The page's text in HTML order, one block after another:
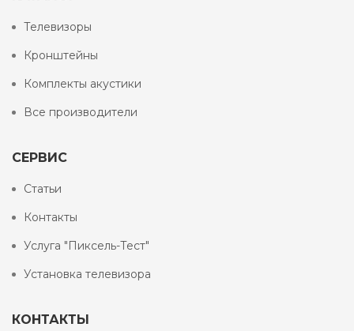
Телевизоры
Кронштейны
Комплекты акустики
Все производители
СЕРВИС
Статьи
Контакты
Услуга "Пиксель-Тест"
Установка телевизора
КОНТАКТЫ